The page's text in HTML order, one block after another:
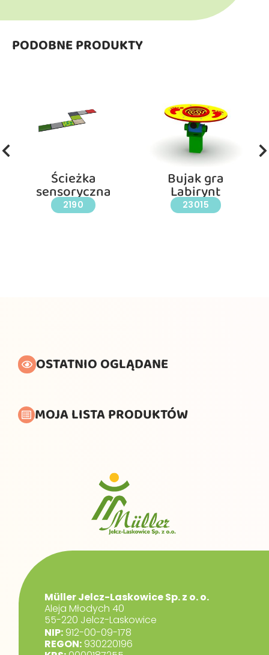
PODOBNE PRODUKTY
Ścieżka
sensoryczna
2190
Bujak gra
Labirynt
23015
OSTATNIO OGLĄDANE
MOJA LISTA PRODUKTÓW
Müller Jelcz-Laskowice Sp. z o. o.
Aleja Młodych 40
55-220 Jelcz-Laskowice
NIP: 912-00-09-178
REGON: 930220196